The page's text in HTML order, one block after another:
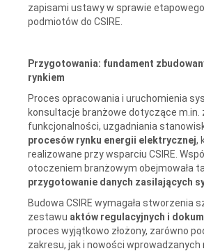
zapisami ustawy w sprawie etapowego
podmiotów do CSIRE.
Przygotowania: fundament
rynkiem
Proces opracowania i uruchomienia
konsultacje branżowe dotyczące m.in.
funkcjonalności, uzgadniania
procesów rynku energii elektrycznej,
realizowane przy wsparciu CSIRE.
otoczeniem branżowym obejmowała
przygotowanie danych zasilających
Budowa CSIRE wymagała stworzenia
zestawu aktów regulacyjnych i
proces wyjątkowo złożony, zarówno
zakresu, jak i nowości wprowadzanych